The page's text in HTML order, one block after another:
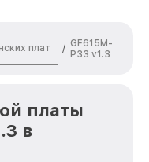
плат
/ GF615M-
P33 v1.3
платы
в